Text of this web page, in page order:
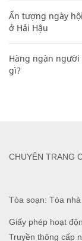
Ấn tượng ngày
ở Hải Hậu
Hàng ngàn người
gì?
Tòa soạn: Tòa
Giấy phép hoạt
Truyền thông cấp
CHUYÊN TRANG